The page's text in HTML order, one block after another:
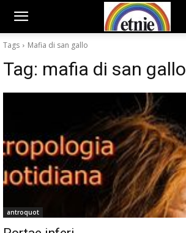
Tags Mafia di san gallo
Tag: mafia di san gallo
antroquot